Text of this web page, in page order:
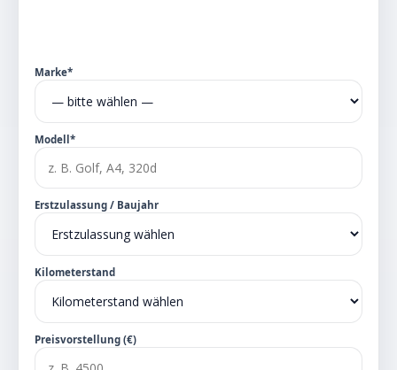
Marke*
Modell*
Erstzulassung / Baujahr
Kilometerstand
Preisvorstellung (€)